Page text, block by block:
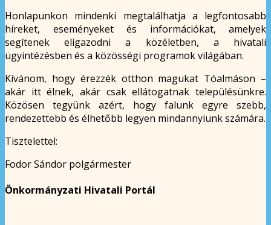
Honlapunkon mindenki megtalálhatja a legfontosabb
híreket, eseményeket és információkat, amelyek
segítenek eligazodni a közéletben, a hivatali
ügyintézésben és a közösségi programok világában.
Kívánom, hogy érezzék otthon magukat Tóalmáson –
akár itt élnek, akár csak ellátogatnak településünkre.
Közösen tegyünk azért, hogy falunk egyre szebb,
rendezettebb és élhetőbb legyen mindannyiunk számára.
Tisztelettel:
Fodor Sándor polgármester
Önkormányzati Hivatali Portál